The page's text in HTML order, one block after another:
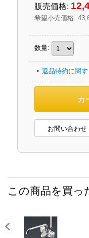
販売価格:
希望小売価格:
数量:
返品特約に関
お問い合わせ
この商品を買っ